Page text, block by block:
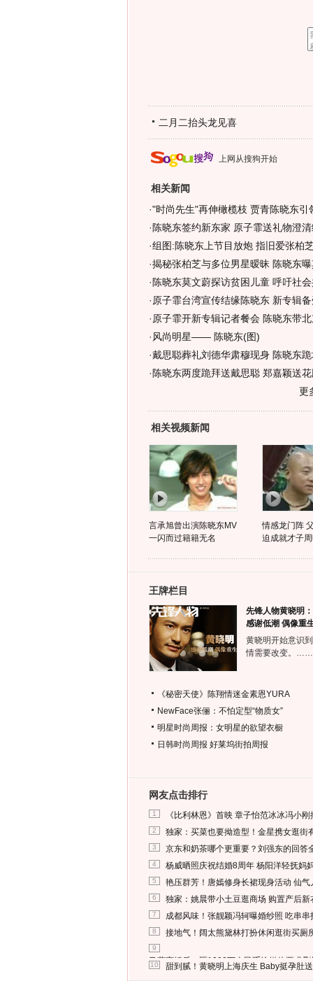
二月二抬头龙见喜
上网从搜狗开始
相关新闻
·"时尚先生"再伸橄榄枝 贾青陈晓东引
· 陈晓东签约新东家 原子霏送礼物澄
·组图:陈晓东上节目放炮 指旧爱张柏
·揭秘张柏芝与多位男星暧昧 陈晓东
· 陈晓东莫文蔚探访贫困儿童 呼吁社
· 原子霏台湾宣传结缘陈晓东 新专辑
· 原子霏开新专辑记者餐会 陈晓东带
· 风尚明星—— 陈晓东(图)
·戴思聪葬礼刘德华肃穆现身 陈晓东
· 陈晓东两度跪拜送戴思聪 郑嘉颖送
更
相关视频新闻
言承旭曾出演陈晓东MV
一闪而过籍籍无名
情感龙门阵
迫成就才子
王牌栏目
先锋人物黄晓明：
感谢低潮 偶像重
黄晓明开始意识
情需要改变。……
《秘密天使》陈翔情迷金素恩YURA
NewFace张俪：不怕定型“物质女”
明星时尚周报：女明星的欲望衣橱
日韩时尚周报 好莱坞街拍周报
网友点击排行
1 《比利林恩》首映 章子怡范冰冰冯小
2 独家：买菜也要拗造型！金星携女逛街
3 京东和奶茶哪个更重要？刘强东的回答
4 杨威晒照庆祝结婚8周年 杨阳洋轻抚妈
5 艳压群芳！唐嫣修身长裙现身活动 仙气
6 独家：姚晨带小土豆逛商场 购置产后新
7 成都风味！张靓颖冯轲曝婚纱照 吃串串
8 接地气！阔太熊黛林打扮休闲逛街买厕
9
马蓉离婚后，砸1000万人民币给媒体要求删
10 甜到腻！黄晓明上海庆生 Baby挺孕肚